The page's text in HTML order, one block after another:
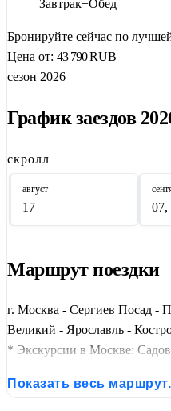
Кострома,Ивановои
деревянного зодчества.
проводится редко.
самое главное за одну
Завтрак+Обед
Бронируйте сейчас по
Цена от: 43 790RUB
сезон 2026
График заездов
скролл
август
17 07,
Маршрут поездки
г. Москва - Сергиев Посад -
Великий - Ярославль -
* Экскурсии в Москве:
театры, набережная Москвы-
Показать весь